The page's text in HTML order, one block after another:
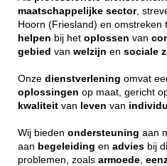
maatschappelijke sector,
Hoorn (Friesland) en omstreken
helpen bij het oplossen van
gebied van welzijn en sociale
Onze dienstverlening omvat
oplossingen op maat, gericht
kwaliteit van leven van
Wij bieden ondersteuning aan
aan begeleiding en advies bij
problemen, zoals armoede